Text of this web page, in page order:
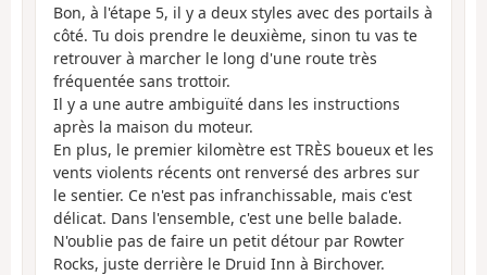
Bon, à l'étape 5, il y a deux styles avec des portails à
côté. Tu dois prendre le deuxième, sinon tu vas te
retrouver à marcher le long d'une route très
fréquentée sans trottoir.
Il y a une autre ambiguïté dans les instructions
après la maison du moteur.
En plus, le premier kilomètre est TRÈS boueux et les
vents violents récents ont renversé des arbres sur
le sentier. Ce n'est pas infranchissable, mais c'est
délicat. Dans l'ensemble, c'est une belle balade.
N'oublie pas de faire un petit détour par Rowter
Rocks, juste derrière le Druid Inn à Birchover.